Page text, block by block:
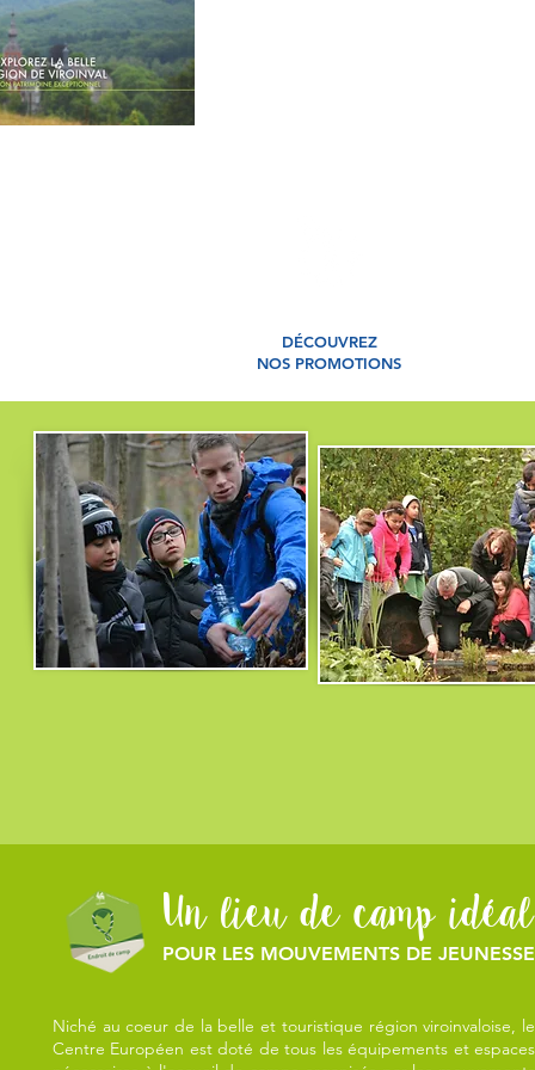
DÉCOUVREZ
NOS PROMOTIONS
Un lieu de camp idéal
POUR LES MOUVEMENTS DE JEUNESSE
Niché au coeur de la belle et touristique région viroinvaloise, le
Centre Européen est doté de tous les équipements et espaces